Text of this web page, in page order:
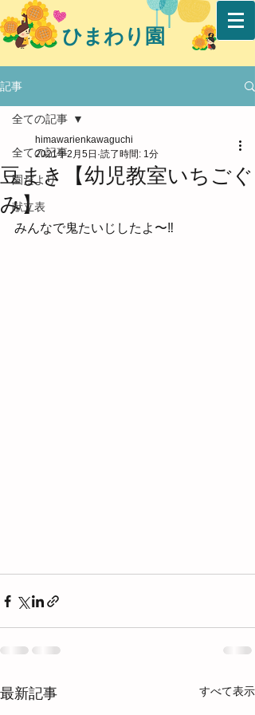
ひまわり園
記事
全ての記事
園だより
献立表
全ての記事
豆まき【幼児教室いちごぐ
み】
himawarienkawaguchi
2021年2月5日 読了時間: 1分
みんなで鬼たいじしたよ〜‼︎
最新記事 すべて表示